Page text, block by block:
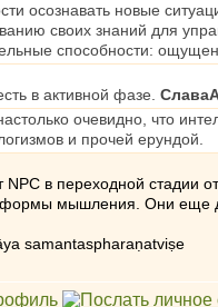
осознавать новые
своих знаний для
способности:
в активной фазе.
очевидно, что
и прочей ерундой.
NPC в переходной стадии
мышления. Они еще
samantaspharaṇatviṣe